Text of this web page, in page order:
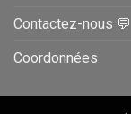
Contactez-nous 💬
Coordonnées